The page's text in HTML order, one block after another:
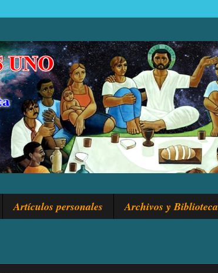
Artículos personales Archivos y Biblioteca